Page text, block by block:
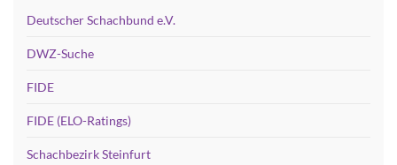
Deutscher Schachbund e.V.
DWZ-Suche
FIDE
FIDE (ELO-Ratings)
Schachbezirk Steinfurt